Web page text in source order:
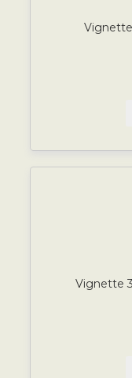
Vignette